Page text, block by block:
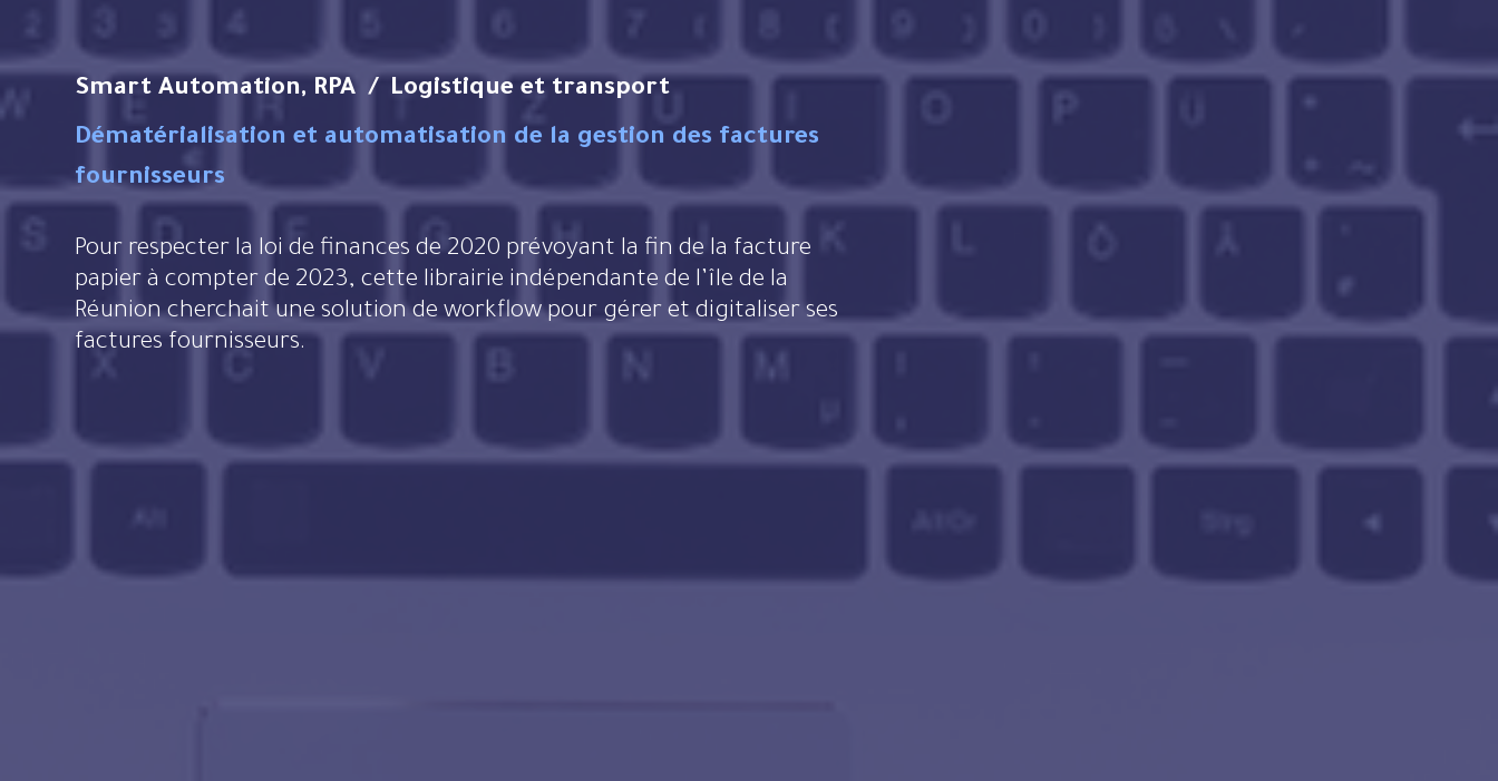
Smart Automation, RPA / Logistique et transport
Dématérialisation et automatisation de la gestion des factures
fournisseurs
Pour respecter la loi de finances de 2020 prévoyant la fin de la facture
papier à compter de 2023, cette librairie indépendante de l’île de la
Réunion cherchait une solution de workflow pour gérer et digitaliser ses
factures fournisseurs.